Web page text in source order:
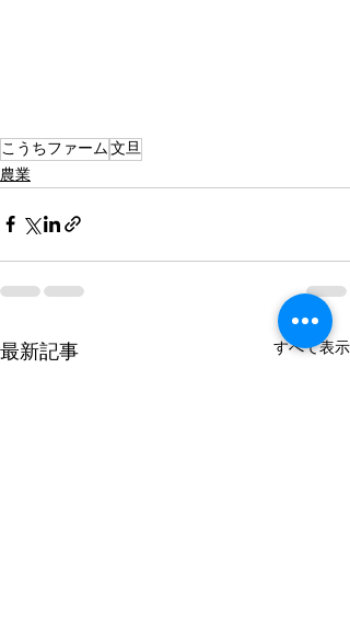
こうちファーム文旦
農業
最新記事 すべて表示